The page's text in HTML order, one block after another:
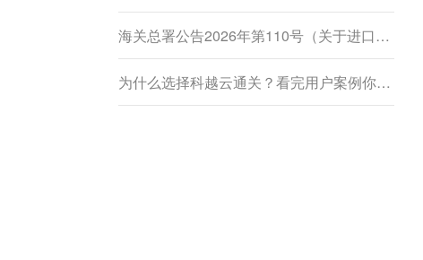
海关总署公告2026年第110号（关于进口柬埔寨鲜食菠萝蜜植物检疫要求的公告）
为什么选择科越云通关？看完用户案例你就懂了